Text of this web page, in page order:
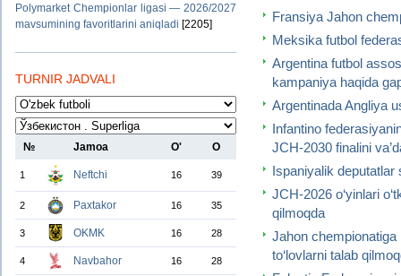
Polymarket Chempionlar ligasi — 2026/2027
mavsumining favoritlarini aniqladi [2205]
TURNIR JADVALI
№ Jamoa O' O
1 Neftchi 16 39
2 Paxtakor 16 35
3 OKMK 16 28
4 Navbahor 16 28
Fransiya Jahon
Meksika futbol
Argentina futbol
kampaniya haqida
Argentinada Angliya
Infantino
JCH-2030 finalini
Ispaniyalik deputatlar
JCH-2026 o‘yinlari
qilmoqda
Jahon chempionatiga
to‘lovlarni talab